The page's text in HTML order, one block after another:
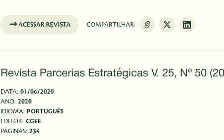
ACESSAR REVISTA COMPARTILHAR:
Revista Parcerias Estratégicas V. 25, Nº 50
DATA: 01/06/2020
ANO: 2020
IDIOMA: PORTUGUÊS
EDITOR: CGEE
PÁGINAS: 234